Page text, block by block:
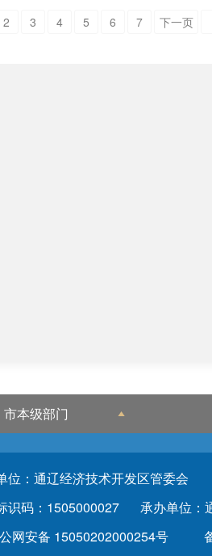
2 3 4 5 6 7 下一页
市本级部门
位：通辽经济技术开发区管委会
承办单位：
识码：1505000027
网安备 15050202000254号